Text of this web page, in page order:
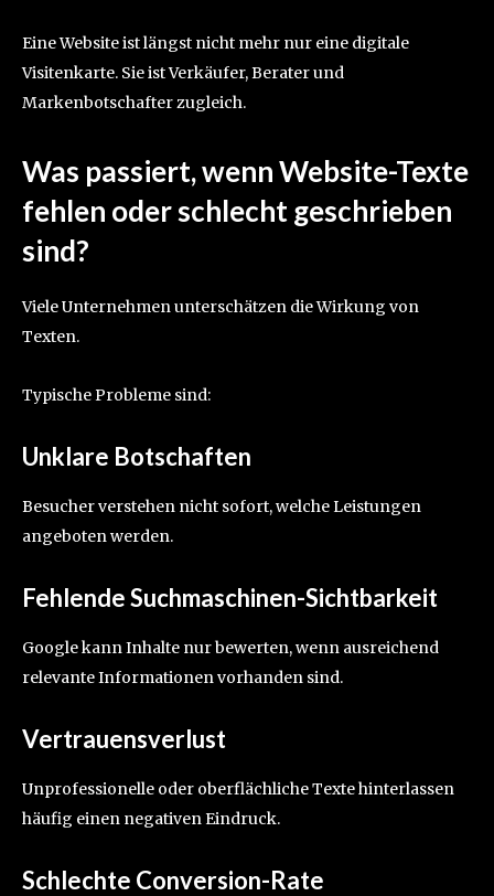
Eine Website ist längst nicht mehr nur eine digitale
Visitenkarte. Sie ist Verkäufer, Berater und
Markenbotschafter zugleich.
Was passiert, wenn Website-Texte
fehlen oder schlecht geschrieben
sind?
Viele Unternehmen unterschätzen die Wirkung von
Texten.
Typische Probleme sind:
Unklare Botschaften
Besucher verstehen nicht sofort, welche Leistungen
angeboten werden.
Fehlende Suchmaschinen-Sichtbarkeit
Google kann Inhalte nur bewerten, wenn ausreichend
relevante Informationen vorhanden sind.
Vertrauensverlust
Unprofessionelle oder oberflächliche Texte hinterlassen
häufig einen negativen Eindruck.
Schlechte Conversion-Rate